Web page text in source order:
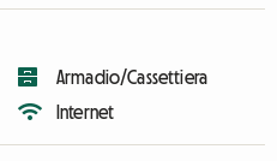
Armadio/Cassettiera
Internet